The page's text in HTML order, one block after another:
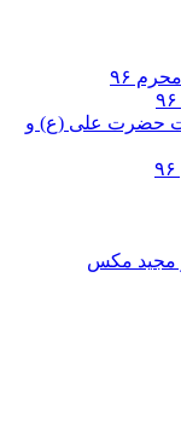
۹۶
حضرت علی (ع) و
مجید مکس